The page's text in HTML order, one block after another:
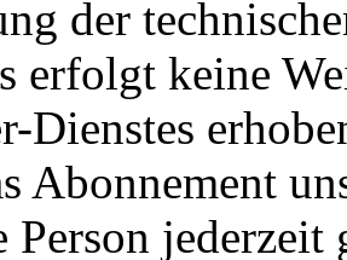
der
erfolgt keine
Dienstes
Abonnement
Person